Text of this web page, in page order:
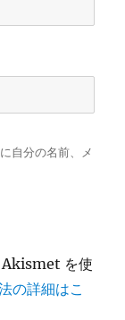
自分の名前、メ
Akismet を使
の詳細はこ